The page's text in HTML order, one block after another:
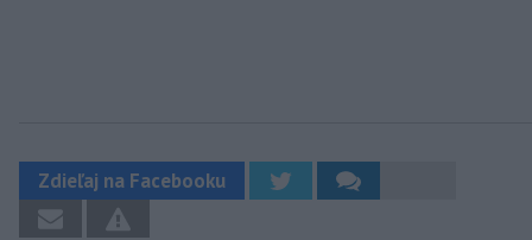
Zdieľaj na Facebooku